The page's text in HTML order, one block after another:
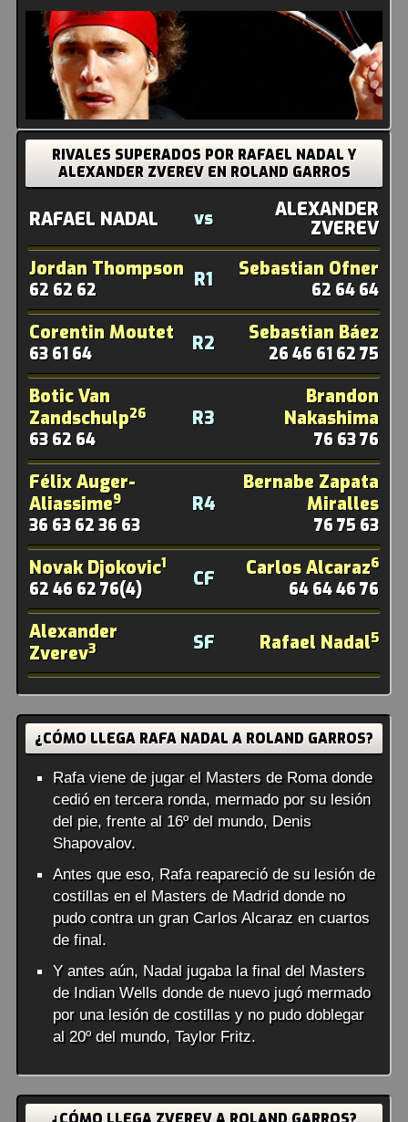
RIVALES SUPERADOS POR RAFAEL NADAL Y
ALEXANDER ZVEREV EN ROLAND GARROS
RAFAEL NADAL vs
ALEXANDER
ZVEREV
Jordan Thompson
62 62 62 R1 Sebastian Ofner
62 64 64
Corentin Moutet
63 61 64 R2 Sebastian Báez
26 46 61 62 75
Botic Van
Zandschulp26
63 62 64
R3
Brandon
Nakashima
76 63 76
Félix Auger-
Aliassime9
36 63 62 36 63
R4
Bernabe Zapata
Miralles
76 75 63
Novak Djokovic1
62 46 62 76(4) CF Carlos Alcaraz6
64 64 46 76
Alexander
Zverev3 SF Rafael Nadal5
¿CÓMO LLEGA RAFA NADAL A ROLAND GARROS?
Rafa viene de jugar el Masters de Roma donde
cedió en tercera ronda, mermado por su lesión
del pie, frente al 16º del mundo, Denis
Shapovalov.
Antes que eso, Rafa reapareció de su lesión de
costillas en el Masters de Madrid donde no
pudo contra un gran Carlos Alcaraz en cuartos
de final.
Y antes aún, Nadal jugaba la final del Masters
de Indian Wells donde de nuevo jugó mermado
por una lesión de costillas y no pudo doblegar
al 20º del mundo, Taylor Fritz.